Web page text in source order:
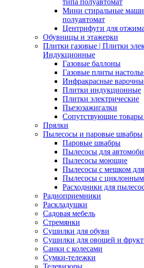
Мини стиральные
полуавтомат
Центрифуги для
Обувницы и этажерки
Плитки газовые | Плитки
Индукционные
Газовые баллоны
Газовые плиты
Инфракрасные
Плитки индукционные
Плитки электрические
Пьезозажигалки
Сопутствующие
Прялки
Пылесосы и паровые швабры
Паровые швабры
Пылесосы для
Пылесосы моющие
Пылесосы с мешком
Пылесосы с
Расходники для
Радиоприемники
Раскладушки
Садовая мебель
Стремянки
Сушилки для обуви
Сушилки для овощей и
Санки с колесами
Сумки-тележки
Телевизоры